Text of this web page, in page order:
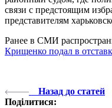
связи с предстоящим
представителям
Ранее в СМИ
Крищенко подал в
Назад до статей
Поділитися: